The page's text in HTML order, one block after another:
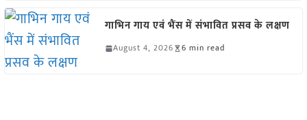
गाभिन गाय एवं भैंस में संभावित प्रसव के लक्षण
August 4, 2026 6 min read